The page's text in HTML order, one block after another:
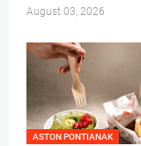
August 03, 2026
ASTON PONTIANAK